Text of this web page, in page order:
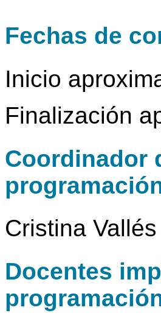
Fechas de
Inicio
Finalización
Coordinador
Cristina
Docentes